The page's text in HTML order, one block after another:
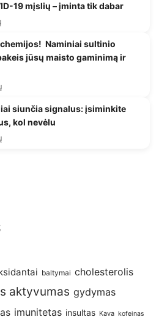
19 mįslių – įminta tik dabar
Naminiai sultinio
jūsų maisto gaminimą ir
siunčia signalus: įsiminkite
kol nevėlu
baltymai cholesterolis
aktyvumas gydymas
imunitetas insultas Kava kofeinas